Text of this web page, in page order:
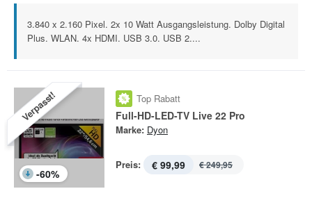
3.840 x 2.160 Pixel. 2x 10 Watt Ausgangsleistung. Dolby Digital
Plus. WLAN. 4x HDMI. USB 3.0. USB 2....
Verpasst!
-60%
Top Rabatt
Full-HD-LED-TV Live 22 Pro
Marke: Dyon
Preis: € 99,99 € 249,95